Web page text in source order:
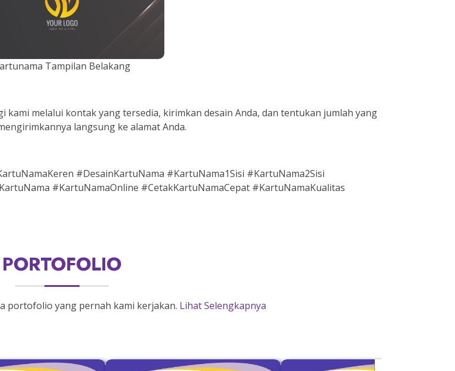
Tampilan Belakang
melalui kontak yang tersedia, kirimkan desain Anda, dan tentukan jumlah yang
langsung ke alamat Anda.
#DesainKartuNama #KartuNama1Sisi #KartuNama2Sisi
#KartuNamaOnline #CetakKartuNamaCepat #KartuNamaKualitas
PORTOFOLIO
portofolio yang pernah kami kerjakan. Lihat Selengkapnya